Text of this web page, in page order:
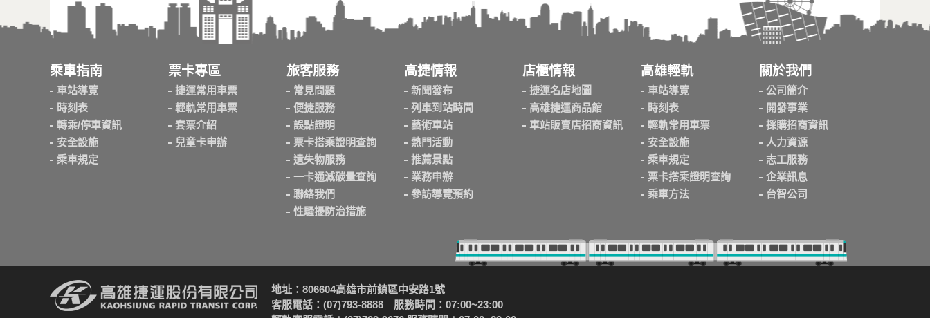
乘車指南
車站導覽
時刻表
轉乘/停車資訊
安全設施
乘車規定
票卡專區
捷運常用車票
輕軌常用車票
套票介紹
兒童卡申辦
旅客服務
常見問題
便捷服務
誤點證明
票卡搭乘證明查詢
遺失物服務
一卡通減碳量查詢
聯絡我們
性騷擾防治措施
高捷情報
新聞發布
列車到站時間
藝術車站
熱門活動
推薦景點
業務申辦
參訪導覽預約
店櫃情報
捷運名店地圖
高雄捷運商品館
車站販賣店招商資訊
高雄輕軌
車站導覽
時刻表
輕軌常用車票
安全設施
乘車規定
票卡搭乘證明查詢
乘車方法
關於我們
公司簡介
開發事業
採購招商資訊
人力資源
志工服務
企業訊息
台智公司
地址：806604高雄市前鎮區中安路1號
客服電話：(07)793-8888 服務時間：07:00~23:00